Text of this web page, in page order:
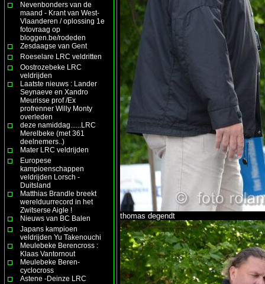
Nevenbonders van de
maand - Krant van West-
Vlaanderen / oplossing 1e
fotovraag op
bloggen.be/rodeden
Zesdaagse van Gent
Roeselare LRC veldritten
Oostrozebeke LRC
veldrijden
Laatste nieuws : Lander
Seynaeve en Xandro
Meurisse prof /Ex
profrenner Willy Monty
overleden
deze namiddag......LRC
Merelbeke (met 361
deelnemers..)
Mater LRC veldrijden
Europese
kampioenschappen
veldrijden Lorsch -
Duitsland
Matthias Brandle breekt
werelduurrecord in het
Zwitserse Aigle !
Nieuws van BC Balen
Japans kampioen
veldrijden Yu Takenouchi
Meulebeke Berencross :
Klaas Vantornout
Meulebeke Beren-
cyclocross
Astene -Deinze LRC
thomas degendt